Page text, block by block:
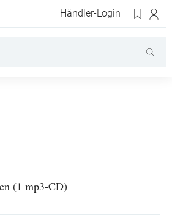
Händler-Login
(1 mp3-CD)